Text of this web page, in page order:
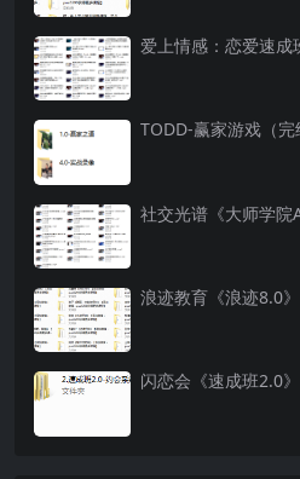
爱上情感：恋爱速成
TODD-赢家游戏（完
社交光谱《大师学院
浪迹教育《浪迹8.0》
闪恋会《速成班2.0》